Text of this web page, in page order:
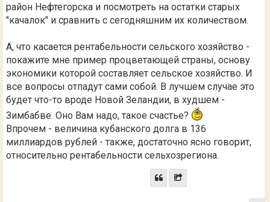
район Нефтегорска и посмотреть на остатки старых
"качалок" и сравнить с сегодняшним их количеством.
А, что касается рентабельности сельского хозяйство -
покажите мне пример процветающей страны, основу
экономики которой составляет сельское хозяйство. И
все вопросы отпадут сами собой. В лучшем случае это
будет что-то вроде Новой Зеландии, в худшем -
Зимбабве. Оно Вам надо, такое счастье?
Впрочем - величина кубанского долга в 136
миллиардов рублей - также, достаточно ясно говорит,
относительно рентабельности сельхозрегиона.